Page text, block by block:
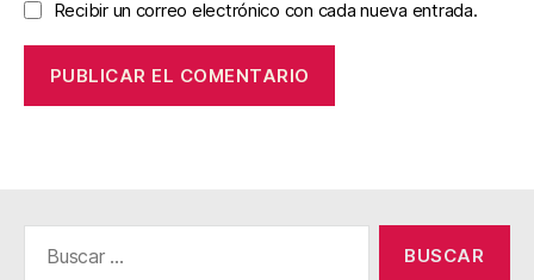
Recibir un correo electrónico con cada nueva entrada.